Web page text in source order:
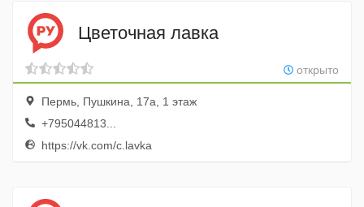
Цветочная лавка
открыто
Пермь, Пушкина, 17а, 1 этаж
+795044813...
https://vk.com/c.lavka